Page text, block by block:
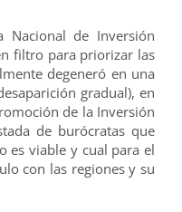
Nacional de Inversión
filtro para priorizar las
degeneró en una
gradual), en
de la Inversión
de burócratas que
es viable y cual para el
con las regiones y su